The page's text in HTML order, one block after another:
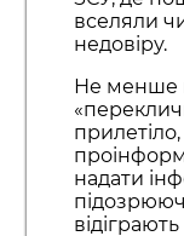
вселяли
недовіру.
Не менше
надати